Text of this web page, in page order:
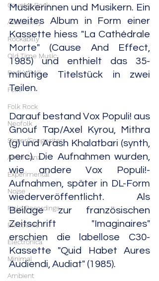
Country Rock
Alt.Country
Rockabilly
Old Time Music
Rock'n'Roll
Folk
Folk Rock
Neofolk
Singer/Songwriter
Americana
Experimental
Noise
Field Recordings
Electronic
Electronica
Minimal
Ambient
Musikerinnen und Musikern. Ein
zweites Album in Form einer
Kassette hiess "La Cathédrale
Morte" (Cause And Effect,
1985) und enthielt das 35-
minütige Titelstück in zwei
Teilen.
Darauf bestand Vox Populi! aus
Gnouf Tap/Axel Kyrou, Mithra
(g) und Arash Khalatbari (synth,
perc). Die Aufnahmen wurden,
wie andere Vox Populi!-
Aufnahmen, später in DL-Form
wiederveröffentlicht. Als
Beilage zur französischen
Zeitschrift "Imaginaires"
erschien die labellose C30-
Kassette "Quid Habet Aures
Audiendi, Audiat" ‎(1985).